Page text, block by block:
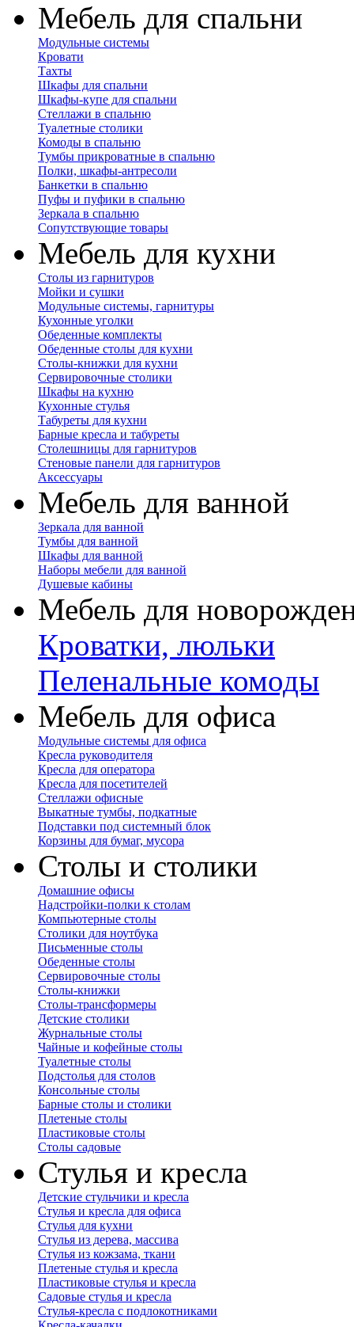
Мебель для спальни
Модульные системы
Кровати
Тахты
Шкафы для спальни
Шкафы-купе для спальни
Стеллажи в спальню
Туалетные столики
Комоды в спальню
Тумбы прикроватные в спальню
Полки, шкафы-антресоли
Банкетки в спальню
Пуфы и пуфики в спальню
Зеркала в спальню
Сопутствующие товары
Мебель для кухни
Столы из гарнитуров
Мойки и сушки
Модульные системы, гарнитуры
Кухонные уголки
Обеденные комплекты
Обеденные столы для кухни
Столы-книжки для кухни
Сервировочные столики
Шкафы на кухню
Кухонные стулья
Табуреты для кухни
Барные кресла и табуреты
Столешницы для гарнитуров
Стеновые панели для гарнитуров
Аксессуары
Мебель для ванной
Зеркала для ванной
Тумбы для ванной
Шкафы для ванной
Наборы мебели для ванной
Душевые кабины
Мебель для
Кроватки, люльки
Пеленальные комоды
Мебель для офиса
Модульные системы для офиса
Кресла руководителя
Кресла для оператора
Кресла для посетителей
Стеллажи офисные
Выкатные тумбы, подкатные
Подставки под системный блок
Корзины для бумаг, мусора
Столы и столики
Домашние офисы
Надстройки-полки к столам
Компьютерные столы
Столики для ноутбука
Письменные столы
Обеденные столы
Сервировочные столы
Столы-книжки
Столы-трансформеры
Детские столики
Журнальные столы
Чайные и кофейные столы
Туалетные столы
Подстолья для столов
Консольные столы
Барные столы и столики
Плетеные столы
Пластиковые столы
Столы садовые
Стулья и кресла
Детские стульчики и кресла
Стулья и кресла для офиса
Стулья для кухни
Стулья из дерева, массива
Стулья из кожзама, ткани
Плетеные стулья и кресла
Пластиковые стулья и кресла
Садовые стулья и кресла
Стулья-кресла с подлокотниками